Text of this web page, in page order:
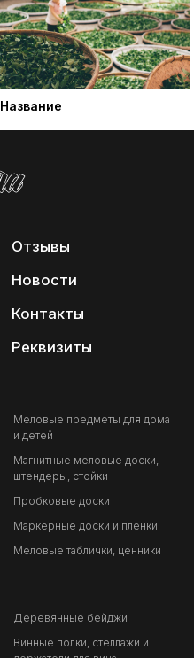
Название
Меловые предметы для дома
и детей
Магнитные меловые доски,
штендеры, стойки
Пробковые доски
Маркерные доски и пленки
Меловые таблички, ценники
Деревянные бейджи
Винные полки, стеллажи и